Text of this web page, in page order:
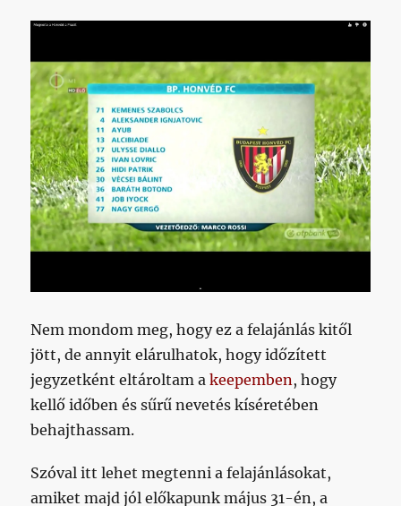
Nem mondom meg, hogy ez a felajánlás kitől
jött, de annyit elárulhatok, hogy időzített
jegyzetként eltároltam akeepemben , hogy
kellő időben és sűrű nevetés kíséretében
behajthassam.
Szóval itt lehet megtenni a felajánlásokat,
amiket majd jól előkapunk május 31-én, a